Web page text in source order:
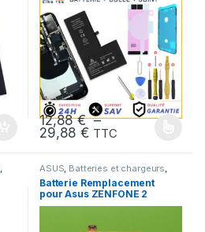
12,88€ –
29,88€Plage de prix :
TTC
Ce produit a plusieurs
, ASUS, Batteries et chargeurs,
Marques ,Pieces Portable
Batterie Remplacement
pour Asus ZENFONE 2
Z00AD ZE551ML Z008D